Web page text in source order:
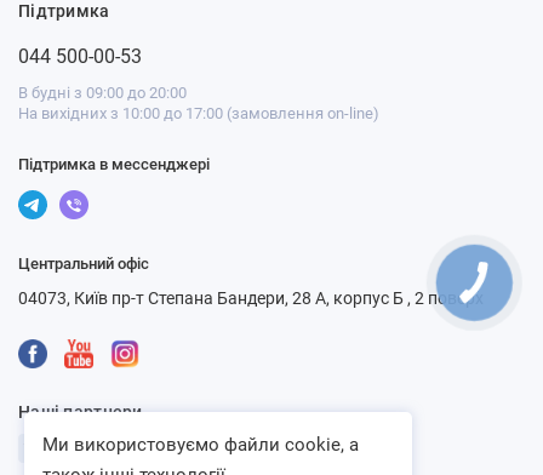
Підтримка
044 500-00-53
В будні з 09:00 до 20:00
На вихідних з 10:00 до 17:00 (замовлення on-line)
Підтримка в мессенджері
Центральний офіс
04073, Київ пр-т Степана Бандери, 28 А, корпус Б , 2 поверх
Наші партнери
Ми використовуємо файли cookie, а